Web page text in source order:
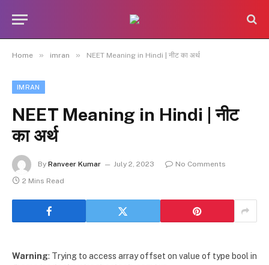
Home » imran » NEET Meaning in Hindi | नीट का अर्थ
IMRAN
NEET Meaning in Hindi | नीट
का अर्थ
By Ranveer Kumar July 2, 2023
No Comments
2 Mins Read
Warning: Trying to access array offset on value of type bool in